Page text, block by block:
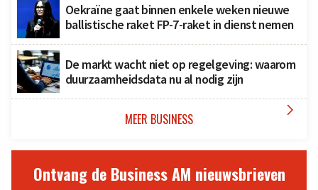
Oekraïne gaat binnen enkele weken nieuwe
ballistische raket FP-7-raket in dienst nemen
De markt wacht niet op regelgeving: waarom
duurzaamheidsdata nu al nodig zijn
MEER BUSINESS 
Ontvang de Business AM nieuwsbrieven